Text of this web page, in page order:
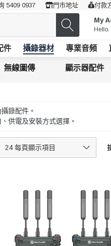
5409 0937 門市地址 付款
My
Hello.
件 攝錄器材 專業音頻
無線圖傳 顯示器配件
錄配件。
供電及安裝方式選擇。